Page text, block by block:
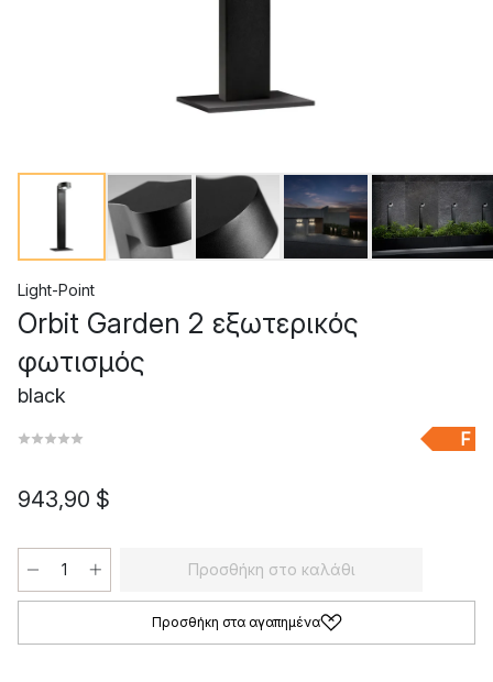
Light-Point
Orbit Garden 2 εξωτερικός
φωτισμός
black
F
943,90 $
Προσθήκη στο καλάθι
Προσθήκη στα αγαπημένα